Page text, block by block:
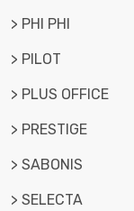
> PHI PHI
> PILOT
> PLUS OFFICE
> PRESTIGE
> SABONIS
> SELECTA